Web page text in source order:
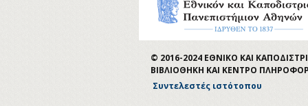
© 2016-2024 ΕΘΝΙΚΟ ΚΑΙ
ΒΙΒΛΙΟΘΗΚΗ ΚΑΙ ΚΕΝΤΡΟ
Συντελεστές ιστότοπου